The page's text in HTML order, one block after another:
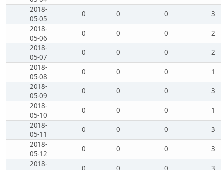
2018-
05-05
0 0 0
3
2018-
05-06
0 0 0
2
2018-
05-07
0 0 0
2
2018-
05-08
0 0 0
1
2018-
05-09
0 0 0
3
2018-
05-10
0 0 0
1
2018-
05-11
0 0 0
3
2018-
05-12
0 0 0
3
2018-
0 0 0
3